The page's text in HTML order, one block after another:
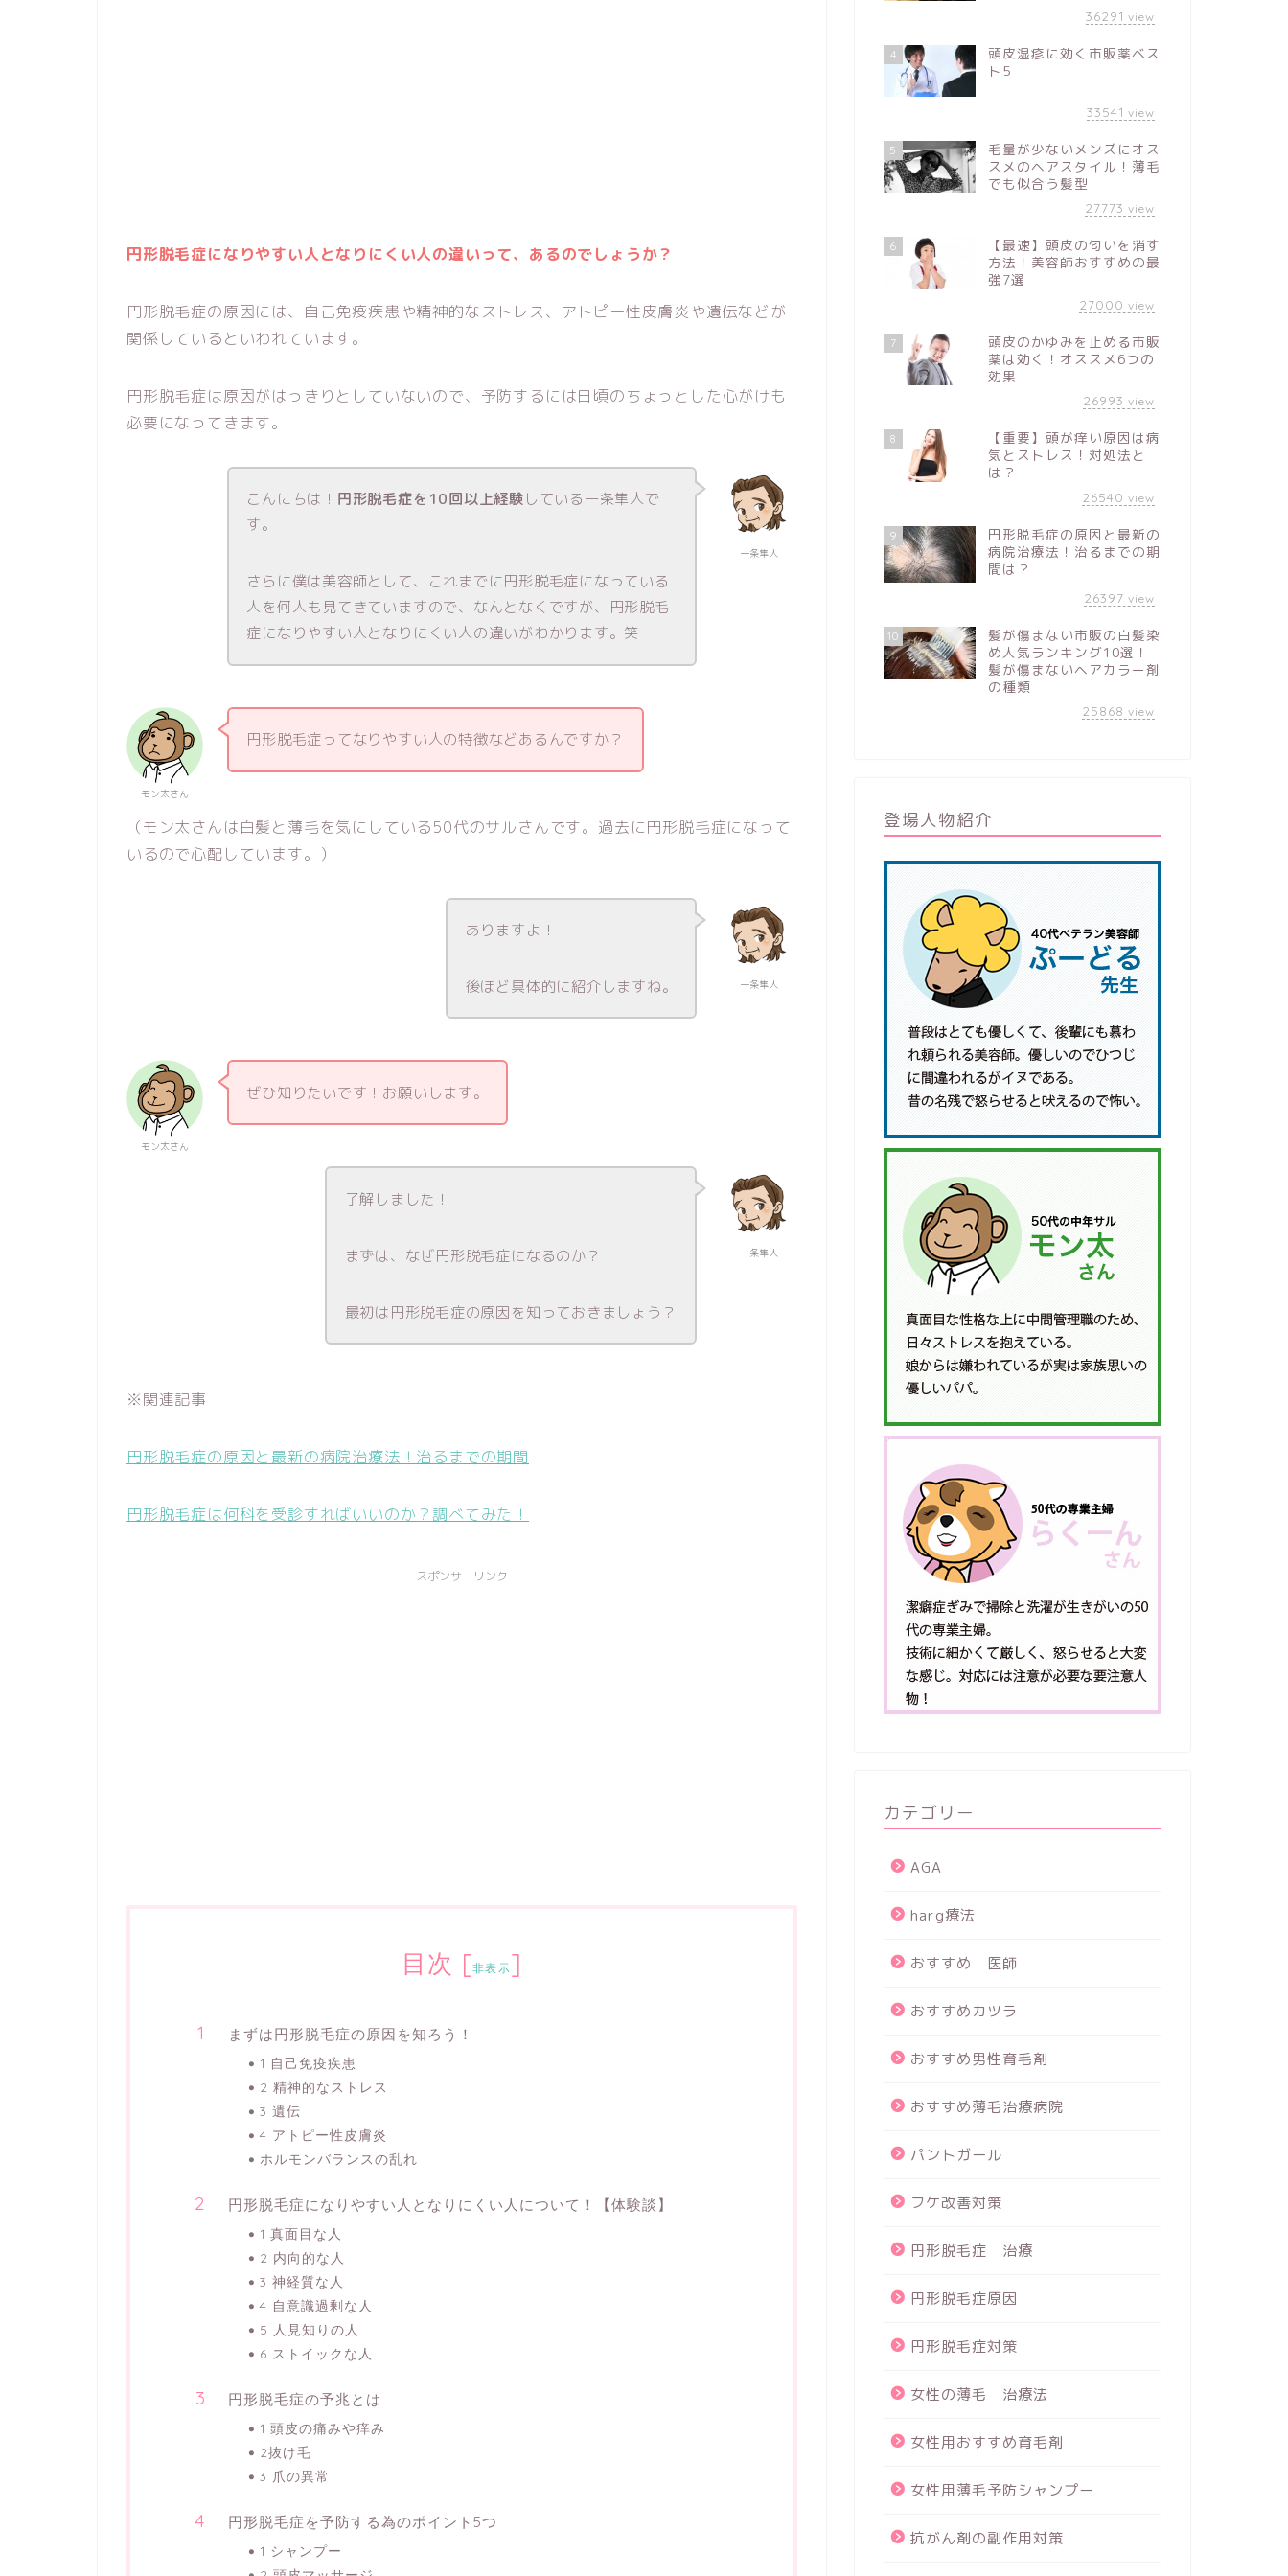
円形脱毛症になりやすい人となりにくい人の違いって、あるのでしょうか？
円形脱毛症の原因には、自己免疫疾患や精神的なストレス、アトピー性皮膚炎や遺伝などが
関係しているといわれています。
円形脱毛症は原因がはっきりとしていないので、予防するには日頃のちょっとした心がけも
必要になってきます。
一条隼人
こんにちは！ 円形脱毛症を10回以上経験している一条隼人で
す。
さらに僕は美容師として、これまでに円形脱毛症になっている
人を何人も見てきていますので、なんとなくですが、円形脱毛
症になりやすい人となりにくい人の違いがわかります。笑
モン太さん
円形脱毛症ってなりやすい人の特徴などあるんですか？
（モン太さんは白髪と薄毛を気にしている50代のサルさんです。過去に円形脱毛症になって
いるので心配しています。）
一条隼人
ありますよ！
後ほど具体的に紹介しますね。
モン太さん
ぜひ知りたいです！お願いします。
一条隼人
了解しました！
まずは、なぜ円形脱毛症になるのか？
最初は円形脱毛症の原因を知っておきましょう？
※関連記事
円形脱毛症の原因と最新の病院治療法！治るまでの期間
円形脱毛症は何科を受診すればいいのか？調べてみた！
スポンサーリンク
目次 [非表示]
まずは円形脱毛症の原因を知ろう！
1 自己免疫疾患
2 精神的なストレス
3 遺伝
4 アトピー性皮膚炎
ホルモンバランスの乱れ
円形脱毛症になりやすい人となりにくい人について！【体験談】
1 真面目な人
2 内向的な人
3 神経質な人
4 自意識過剰な人
5 人見知りの人
6 ストイックな人
円形脱毛症の予兆とは
1 頭皮の痛みや痒み
2抜け毛
3 爪の異常
円形脱毛症を予防する為のポイント5つ
1 シャンプー
36291 view
4
頭皮湿疹に効く市販薬ベス
ト5
33541 view
5
毛量が少ないメンズにオス
スメのヘアスタイル！薄毛
でも似合う髪型
27773 view
6
【最速】頭皮の匂いを消す
方法！美容師おすすめの最
強7選
27000 view
7
頭皮のかゆみを止める市販
薬は効く！オススメ6つの
効果
26993 view
8
【重要】頭が痒い原因は病
気とストレス！対処法と
は？
26540 view
9
円形脱毛症の原因と最新の
病院治療法！治るまでの期
間は？
26397 view
10
髪が傷まない市販の白髪染
め人気ランキング10選！
髪が傷まないヘアカラー剤
の種類
25868 view
登場人物紹介
カテゴリー
AGA
harg療法
おすすめ 医師
おすすめカツラ
おすすめ男性育毛剤
おすすめ薄毛治療病院
パントガール
フケ改善対策
円形脱毛症 治療
円形脱毛症原因
円形脱毛症対策
女性の薄毛 治療法
女性用おすすめ育毛剤
女性用薄毛予防シャンプー
抗がん剤の副作用対策